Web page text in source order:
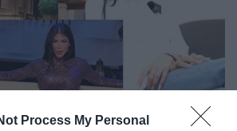
Process My Personal